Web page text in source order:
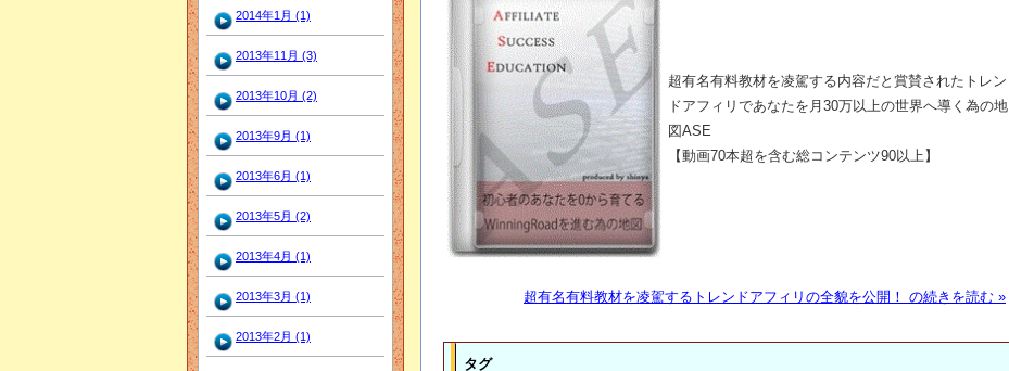
超有名有料教材を凌駕する内容だと賞賛されたトレン
ドアフィリであなたを月30万以上の世界へ導く為の地
図ASE
【動画70本超を含む総コンテンツ90以上】
超有名有料教材を凌駕するトレンドアフィリの全貌を公開！ の続きを読む »
タグ
2014年1月 (1)
2013年11月 (3)
2013年10月 (2)
2013年9月 (1)
2013年6月 (1)
2013年5月 (2)
2013年4月 (1)
2013年3月 (1)
2013年2月 (1)